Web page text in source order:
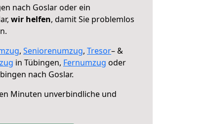
nach Goslar oder ein
wir helfen, damit Sie problemlos
, Seniorenumzug, Tresor– &
in Tübingen, Fernumzug oder
nach Goslar.
Minuten unverbindliche und